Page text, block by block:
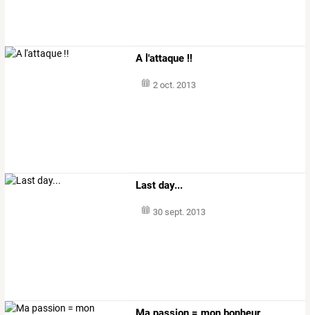
A l'attaque !!
2 oct. 2013
Last day...
30 sept. 2013